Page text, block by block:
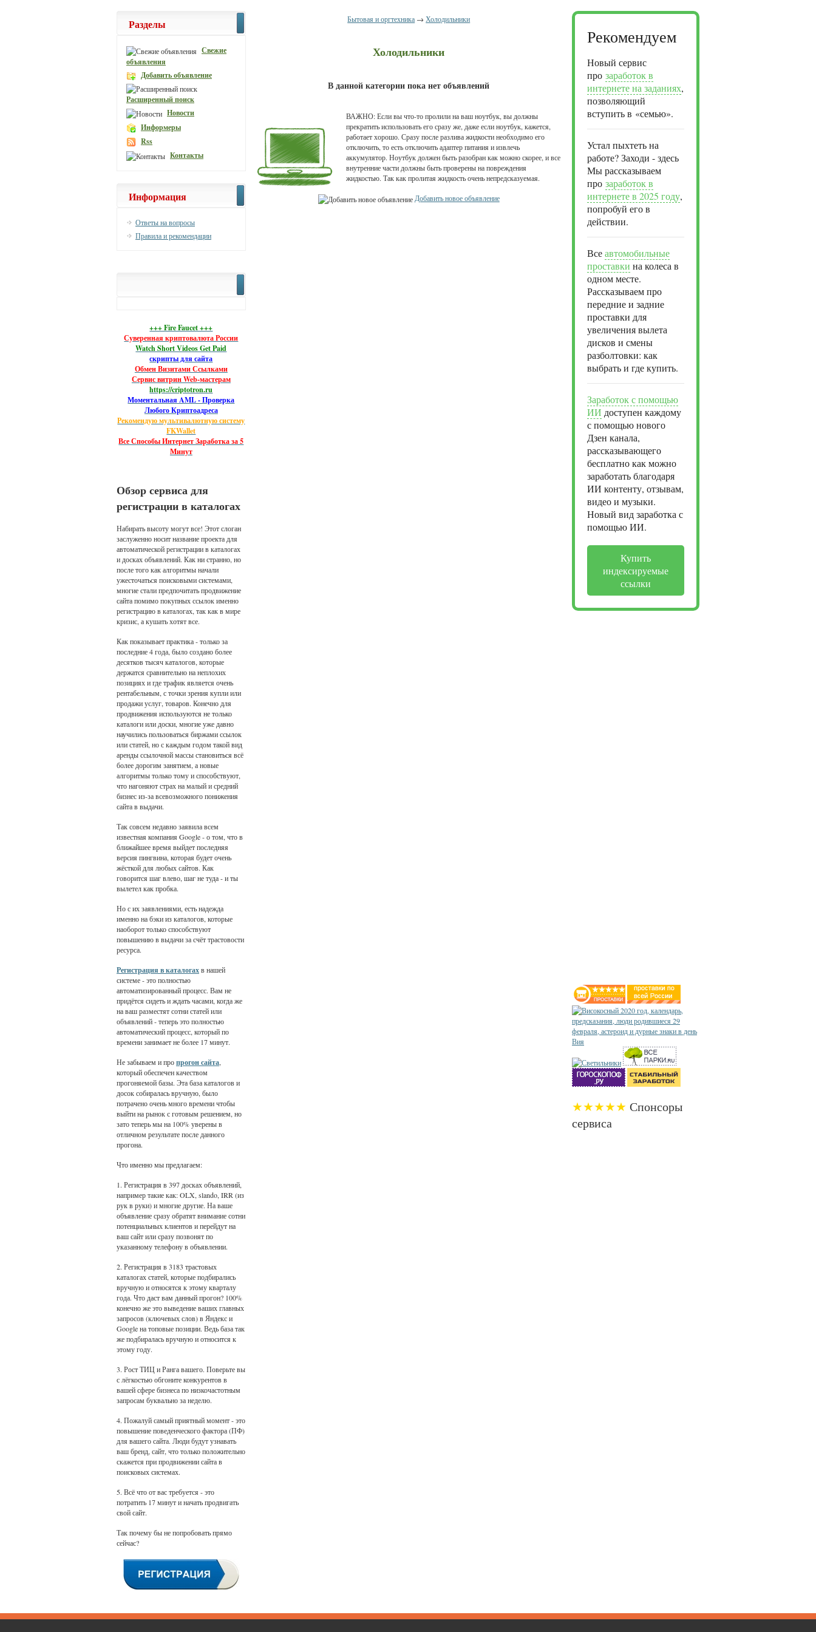
Бытовая и оргтехника →Холодильники
Холодильники
В данной категории пока нет объявлений
ВАЖНО: Если вы что-то пролили на ваш ноутбук, вы должны
прекратить использовать его сразу же, даже если ноутбук, кажется,
работает хорошо. Сразу после разлива жидкости необходимо его
отключить, то есть отключить адаптер питания и извлечь
аккумулятор. Ноутбук должен быть разобран как можно скорее, и все
внутренние части должны быть проверены на повреждения
жидкостью. Так как пролитая жидкость очень непредсказуемая.
Добавить новое объявление
Разделы
Свежие
объявления
Добавить объявление
Расширенный поиск
Новости
Информеры
Rss
Контакты
Информация
Ответы на вопросы
Правила и рекомендации
+++ Fire Faucet +++
Суверенная криптовалюта России
Watch Short Videos Get Paid
скрипты для сайта
Обмен Визитами Ссылками
Сервис витрин Web-мастерам
https://criptotron.ru
Моментальная AML - Проверка
Любого Криптоадреса
Рекомендую мультивалютную систему
FKWallet
Все Способы Интернет Заработка за 5
Минут
Обзор сервиса для
регистрации в каталогах
Набирать высоту могут все! Этот слоган
заслуженно носит название проекта для
автоматической регистрации в каталогах
и досках объявлений. Как ни странно, но
после того как алгоритмы начали
ужесточаться поисковыми системами,
многие стали предпочитать продвижение
сайта помимо покупных ссылок именно
регистрацию в каталогах, так как в мире
кризис, а кушать хотят все.
Как показывает практика - только за
последние 4 года, было создано более
десятков тысяч каталогов, которые
держатся сравнительно на неплохих
позициях и где трафик является очень
рентабельным, с точки зрения купли или
продажи услуг, товаров. Конечно для
продвижения используются не только
каталоги или доски, многие уже давно
научились пользоваться биржами ссылок
или статей, но с каждым годом такой вид
аренды ссылочной массы становиться всё
более дорогим занятием, а новые
алгоритмы только тому и способствуют,
что нагоняют страх на малый и средний
бизнес из-за всевозможного понижения
сайта в выдачи.
Так совсем недавно заявила всем
известная компания Google - о том, что в
ближайшее время выйдет последняя
версия пингвина, которая будет очень
жёсткой для любых сайтов. Как
говорится шаг влево, шаг не туда - и ты
вылетел как пробка.
Но с их заявлениями, есть надежда
именно на бэки из каталогов, которые
наоборот только способствуют
повышению в выдачи за счёт трастовости
ресурса.
Регистрация в каталогахв нашей
системе - это полностью
автоматизированный процесс. Вам не
придётся сидеть и ждать часами, когда же
на ваш разместят сотни статей или
объявлений - теперь это полностью
автоматический процесс, который по
времени занимает не более 17 минут.
Не забываем и пропрогон сайта,
который обеспечен качеством
прогоняемой базы. Эта база каталогов и
досок собиралась вручную, было
потрачено очень много времени чтобы
выйти на рынок с готовым решением, но
зато теперь мы на 100% уверены в
отличном результате после данного
прогона.
Что именно мы предлагаем:
1. Регистрация в 397 досках объявлений,
например такие как: OLX, slando, IRR (из
рук в руки) и многие другие. На ваше
объявление сразу обратят внимание сотни
потенциальных клиентов и перейдут на
ваш сайт или сразу позвонят по
указанному телефону в объявлении.
2. Регистрация в 3183 трастовых
каталогах статей, которые подбирались
вручную и относятся к этому кварталу
года. Что даст вам данный прогон? 100%
конечно же это выведение ваших главных
запросов (ключевых слов) в Яндекс и
Google на топовые позиции. Ведь база так
же подбиралась вручную и относится к
этому году.
3. Рост ТИЦ и Ранга вашего. Поверьте вы
с лёгкостью обгоните конкурентов в
вашей сфере бизнеса по низкочастотным
запросам буквально за неделю.
4. Пожалуй самый приятный момент - это
повышение поведенческого фактора (ПФ)
для вашего сайта. Люди будут узнавать
ваш бренд, сайт, что только положительно
скажется при продвижении сайта в
поисковых системах.
5. Всё что от вас требуется - это
потратить 17 минут и начать продвигать
свой сайт.
Так почему бы не попробовать прямо
сейчас?
Рекомендуем
Новый сервис
про заработок в
интернете на заданиях,
позволяющий
вступить в «семью».
Устал пыхтеть на
работе? Заходи - здесь
Мы рассказываем
про заработок в
интернете в 2025 году,
попробуй его в
действии.
Всеавтомобильные
проставки на колеса в
одном месте.
Рассказываем про
передние и задние
проставки для
увеличения вылета
дисков и смены
разболтовки: как
выбрать и где купить.
Заработок с помощью
ИИ доступен каждому
с помощью нового
Дзен канала,
рассказывающего
бесплатно как можно
заработать благодаря
ИИ контенту, отзывам,
видео и музыки.
Новый вид заработка с
помощью ИИ.
Купить
индексируемые
ссылки
★★★★★ Спонсоры
сервиса